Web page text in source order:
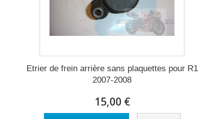
Etrier de frein arrière sans plaquettes pour R1
2007-2008
15,00 €